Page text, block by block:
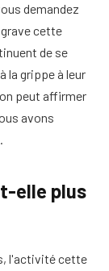
demandez
cette
de se
la grippe à leur
peut affirmer
avons
elle plus
l'activité cette